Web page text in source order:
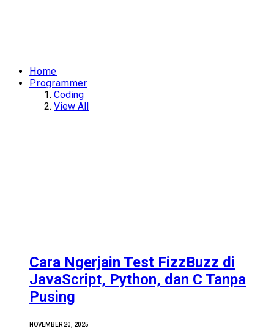
Home
Programmer
Coding
View All
Cara Ngerjain Test FizzBuzz di
JavaScript, Python, dan C Tanpa
Pusing
NOVEMBER 20, 2025